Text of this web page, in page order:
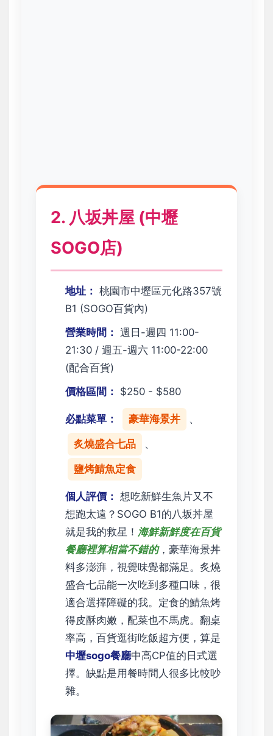
2. 八坂丼屋 (中壢
SOGO店)
地址： 桃園市中壢區元化路357號
B1 (SOGO百貨內)
營業時間： 週日-週四 11:00-
21:30 / 週五-週六 11:00-22:00
(配合百貨)
價格區間： $250 - $580
必點菜單： 豪華海景丼 、
炙燒盛合七品 、
鹽烤鯖魚定食
個人評價： 想吃新鮮生魚片又不
想跑太遠？SOGO B1的八坂丼屋
就是我的救星！ 海鮮新鮮度在百貨
餐廳裡算相當不錯的，豪華海景丼
料多澎湃，視覺味覺都滿足。炙燒
盛合七品能一次吃到多種口味，很
適合選擇障礙的我。定食的鯖魚烤
得皮酥肉嫩，配菜也不馬虎。翻桌
率高，百貨逛街吃飯超方便，算是
中壢sogo餐廳中高CP值的日式選
擇。缺點是用餐時間人很多比較吵
雜。